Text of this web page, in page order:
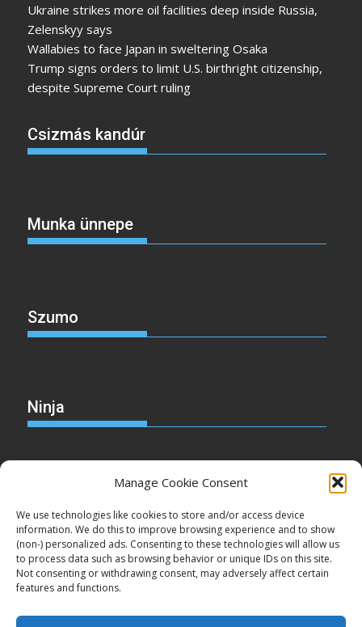
Manage Cookie Consent
We use technologies like cookies to store and/or access device
information. We do this to improve browsing experience and to show
(non-) personalized ads. Consenting to these technologies will allow us
to process data such as browsing behavior or unique IDs on this site.
Not consenting or withdrawing consent, may adversely affect certain
features and functions.
Ukraine strikes more oil facilities deep inside Russia,
Zelenskyy says
Wallabies to face Japan in sweltering Osaka
Trump signs orders to limit U.S. birthright citizenship,
despite Supreme Court ruling
Csizmás kandúr
Munka ünnepe
Szumo
Ninja
Cake